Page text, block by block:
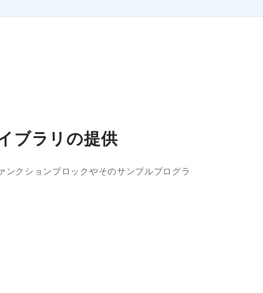
ブラリの提供
クションブロックやそのサンプルプログラ